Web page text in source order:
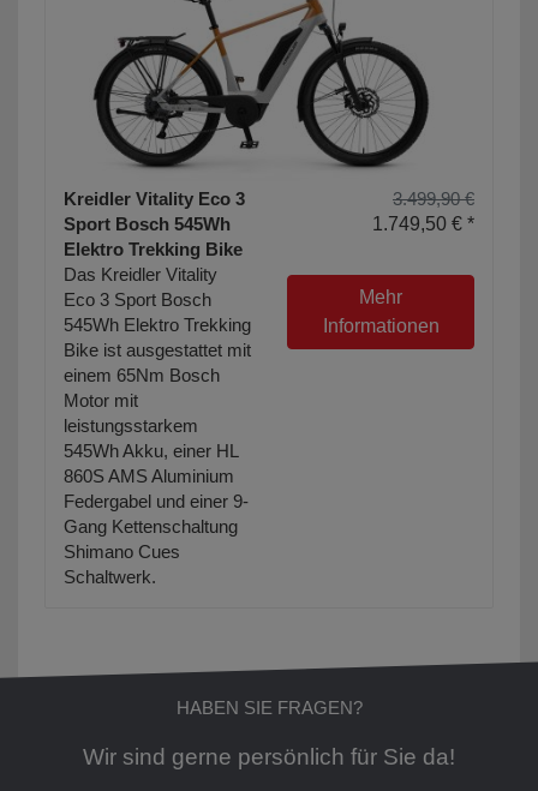
Kreidler Vitality Eco 3
Sport Bosch 545Wh
Elektro Trekking Bike
Das Kreidler Vitality
Eco 3 Sport Bosch
545Wh Elektro Trekking
Bike ist ausgestattet mit
einem 65Nm Bosch
Motor mit
leistungsstarkem
545Wh Akku, einer HL
860S AMS Aluminium
Federgabel und einer 9-
Gang Kettenschaltung
Shimano Cues
Schaltwerk.
3.499,90 €
1.749,50 € *
Mehr
Informationen
HABEN SIE FRAGEN?
Wir sind gerne persönlich für Sie da!